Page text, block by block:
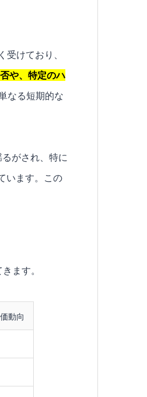
けており、
や、特定のハ
なる短期的な
がされ、特に
います。この
ます。
動向